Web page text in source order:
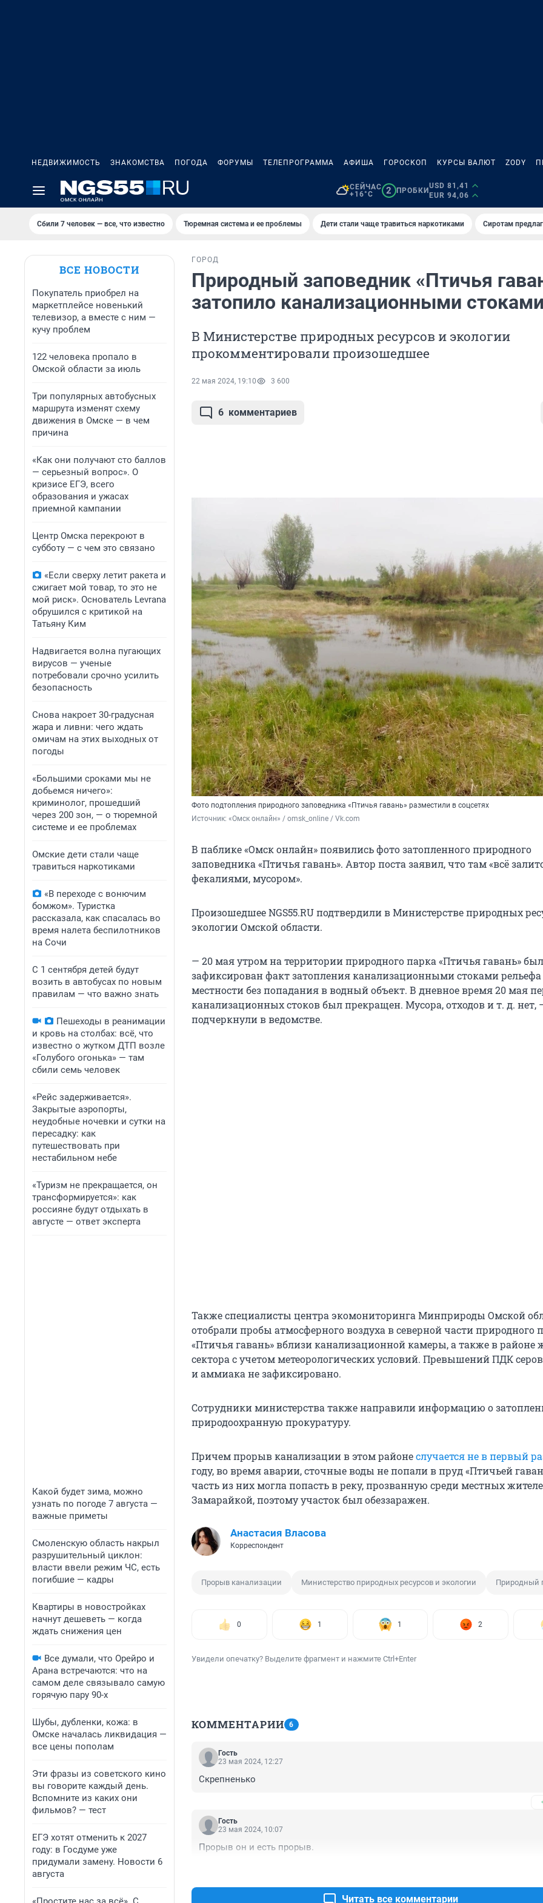
НЕДВИЖИМОСТЬ ЗНАКОМСТВА ПОГОДА ФОРУМЫ ТЕЛЕПРОГРАММА АФИША ГОРОСКОП КУРСЫ ВАЛЮТ ZODY
СЕЙЧАС
+16°C
2 ПРОБКИ
USD 81,41
EUR 94,06
Сбили 7 человек — все, что известно Тюремная система и ее проблемы Дети стали чаще травиться наркотиками Сиротам
ВСЕ НОВОСТИ
Покупатель приобрел на
маркетплейсе новенький
телевизор, а вместе с ним —
кучу проблем
122 человека пропало в
Омской области за июль
Три популярных автобусных
маршрута изменят схему
движения в Омске — в чем
причина
«Как они получают сто баллов
— серьезный вопрос». О
кризисе ЕГЭ, всего
образования и ужасах
приемной кампании
Центр Омска перекроют в
субботу — с чем это связано
«Если сверху летит ракета и
сжигает мой товар, то это не
мой риск». Основатель Levrana
обрушился с критикой на
Татьяну Ким
Надвигается волна пугающих
вирусов — ученые
потребовали срочно усилить
безопасность
Снова накроет 30-градусная
жара и ливни: чего ждать
омичам на этих выходных от
погоды
«Большими сроками мы не
добьемся ничего»:
криминолог, прошедший
через 200 зон, — о тюремной
системе и ее проблемах
Омские дети стали чаще
травиться наркотиками
«В переходе с вонючим
бомжом». Туристка
рассказала, как спасалась во
время налета беспилотников
на Сочи
С 1 сентября детей будут
возить в автобусах по новым
правилам — что важно знать
Пешеходы в реанимации
и кровь на столбах: всё, что
известно о жутком ДТП возле
«Голубого огонька» — там
сбили семь человек
«Рейс задерживается».
Закрытые аэропорты,
неудобные ночевки и сутки на
пересадку: как
путешествовать при
нестабильном небе
«Туризм не прекращается, он
трансформируется»: как
россияне будут отдыхать в
августе — ответ эксперта
Какой будет зима, можно
узнать по погоде 7 августа —
важные приметы
Смоленскую область накрыл
разрушительный циклон:
власти ввели режим ЧС, есть
погибшие — кадры
Квартиры в новостройках
начнут дешеветь — когда
ждать снижения цен
Все думали, что Орейро и
Арана встречаются: что на
самом деле связывало самую
горячую пару 90-х
Шубы, дубленки, кожа: в
Омске началась ликвидация —
все цены пополам
Эти фразы из советского кино
вы говорите каждый день.
Вспомните из каких они
фильмов? — тест
ЕГЭ хотят отменить к 2027
году: в Госдуме уже
придумали замену. Новости 6
августа
ГОРОД
Природный заповедник «Птичья
затопило канализационными стоками
В Министерстве природных ресурсов и экологии
прокомментировали произошедшее
22 мая 2024, 19:10 3 600
6 комментариев
Фото подтопления природного заповедника «Птичья гавань» разместили в соцсетях
Источник: «Омск онлайн» / omsk_online / Vk.com
В паблике «Омск онлайн» появились фото затопленного природного
заповедника «Птичья гавань». Автор поста заявил, что там «всё
фекалиями, мусором».
Произошедшее NGS55.RU подтвердили в Министерстве природных
экологии Омской области.
— 20 мая утром на территории природного парка «Птичья гавань» был
зафиксирован факт затопления канализационными стоками рельефа
местности без попадания в водный объект. В дневное время 20 мая
канализационных стоков был прекращен. Мусора, отходов и т. д. нет,
подчеркнули в ведомстве.
Также специалисты центра экомониторинга Минприроды Омской
отобрали пробы атмосферного воздуха в северной части природного
«Птичья гавань» вблизи канализационной камеры, а также в районе
сектора с учетом метеорологических условий. Превышений ПДК
и аммиака не зафиксировано.
Сотрудники министерства также направили информацию о
природоохранную прокуратуру.
Причем прорыв канализации в этом районеслучается не в первый
году, во время аварии, сточные воды не попали в пруд «Птичьей
часть из них могла попасть в реку, прозванную среди местных
Замарайкой, поэтому участок был обеззаражен.
Анастасия Власова
Корреспондент
Прорыв канализации Министерство природных ресурсов и экологии Природный
0 1 1 2
Увидели опечатку? Выделите фрагмент и нажмите Ctrl+Enter
КОММЕНТАРИИ 6
Гость
23 мая 2024, 12:27
Скрепненько
Гость
23 мая 2024, 10:07
Прорыв он и есть прорыв.
Читать все комментарии